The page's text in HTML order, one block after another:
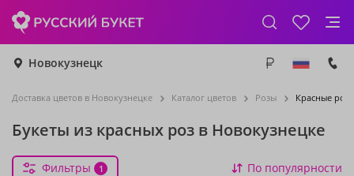
Новокузнецк
Доставка цветов в Новокузнецке Каталог цветов Розы Красные
Букеты из красных роз в Новокузнецке
Фильтры 1 По популярности